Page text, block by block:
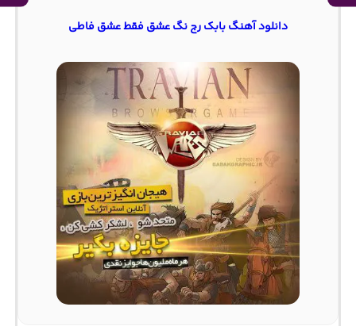
دانلود آهنگ بابک رج نگ عشق فقط عشق فاطی